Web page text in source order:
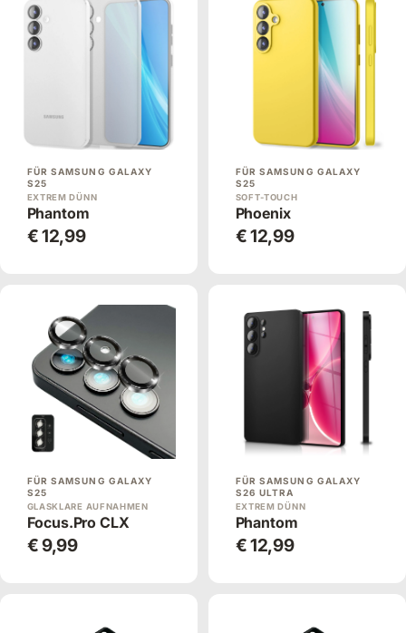
FÜR SAMSUNG GALAXY
S25
EXTREM DÜNN
Phantom
€ 12,99
FÜR SAMSUNG GALAXY
S25
SOFT-TOUCH
Phoenix
€ 12,99
FÜR SAMSUNG GALAXY
S25
GLASKLARE AUFNAHMEN
Focus.Pro CLX
€ 9,99
FÜR SAMSUNG GALAXY
S26 ULTRA
EXTREM DÜNN
Phantom
€ 12,99